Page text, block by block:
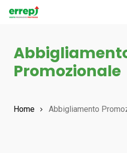
Skip
content
Promozionale
Home Abbigliamento